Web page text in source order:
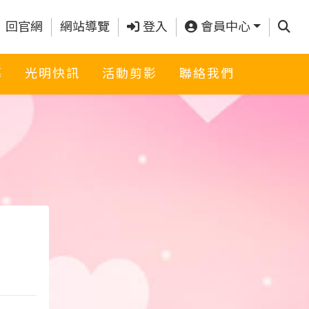
回官網 網站導覽 登入 會員中心 查詢
光明快訊 活動剪影 聯絡我們